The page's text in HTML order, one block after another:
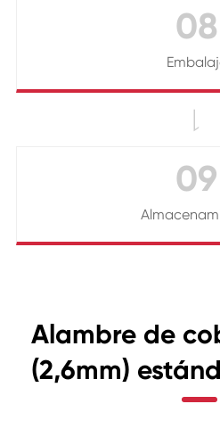
08

09
Alambre de
(2,6mm)